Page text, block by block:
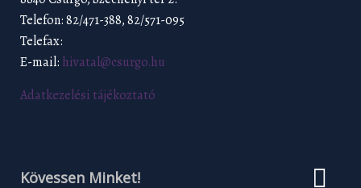
Telefon: 82/471-388, 82/571-095
Telefax:
E-mail: hivatal@csurgo.hu
Adatkezelési tájékoztató
Kövessen Minket!